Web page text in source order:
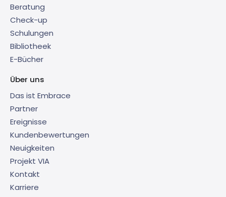
Beratung
Check-up
Schulungen
Bibliotheek
E-Bücher
Über uns
Das ist Embrace
Partner
Ereignisse
Kundenbewertungen
Neuigkeiten
Projekt VIA
Kontakt
Karriere